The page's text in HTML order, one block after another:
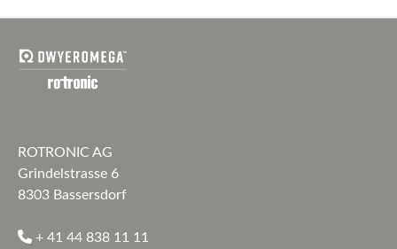
ROTRONIC AG
Grindelstrasse 6
8303 Bassersdorf
+ 41 44 838 11 11